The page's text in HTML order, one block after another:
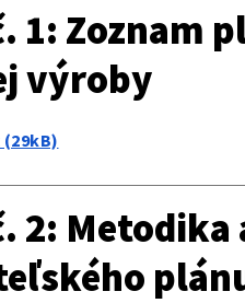
1: Zoznam
výroby
2: Metodika